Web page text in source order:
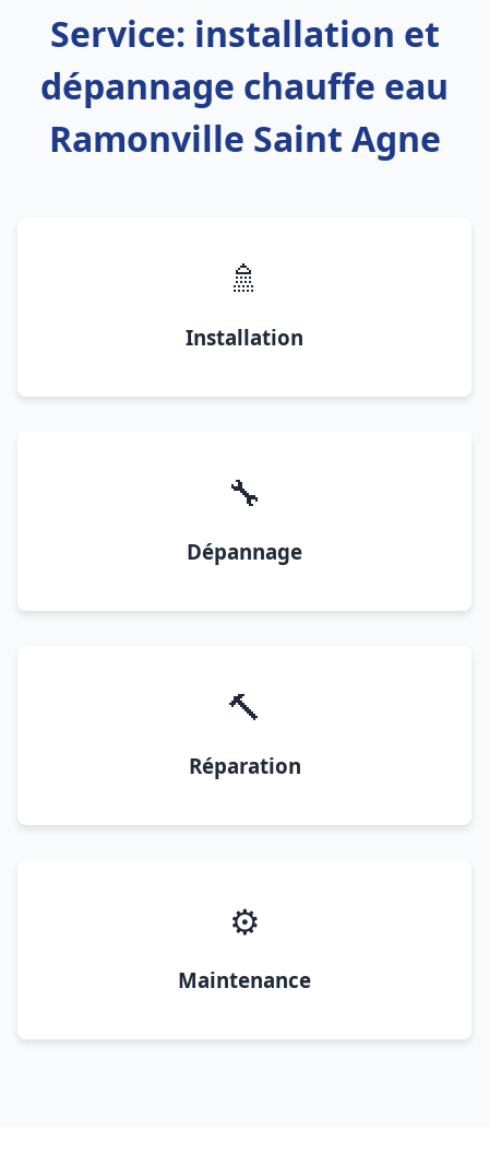
Service: installation et
dépannage chauffe eau
Ramonville Saint Agne
🚿
Installation
🔧
Dépannage
🔨
Réparation
⚙️
Maintenance